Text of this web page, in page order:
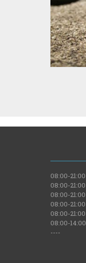
08:00-21:00
08:00-21:00
08:00-21:00
08:00-21:00
08:00-21:00
08:00-14:00
----